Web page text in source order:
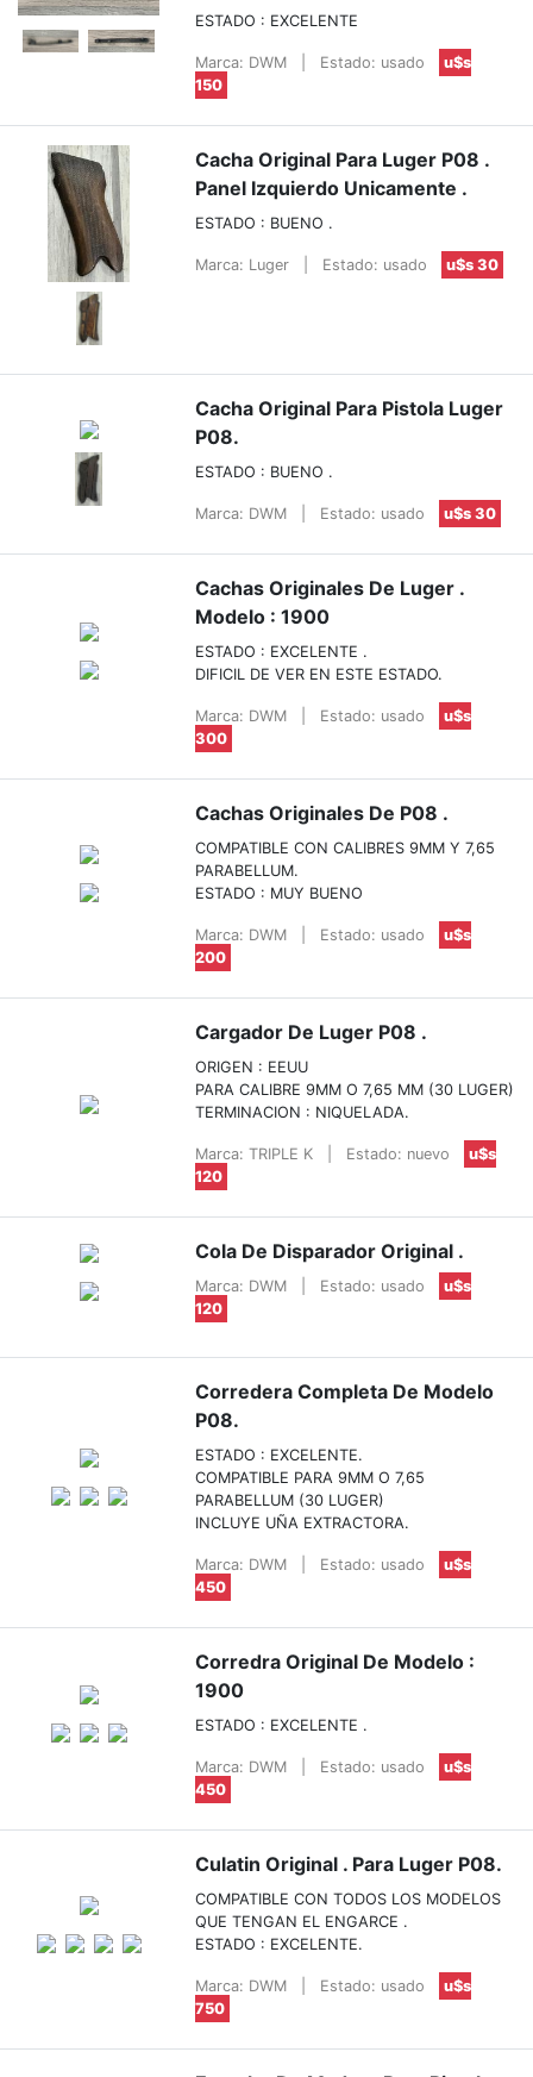
ESTADO : EXCELENTE
Marca: DWM Estado: usado
u$s
150
Cacha Original Para Luger P08 .
Panel Izquierdo Unicamente .
ESTADO : BUENO .
Marca: Luger Estado: usado u$s 30
Cacha Original Para Pistola Luger
P08.
ESTADO : BUENO .
Marca: DWM Estado: usado u$s 30
Cachas Originales De Luger .
Modelo : 1900
ESTADO : EXCELENTE .
DIFICIL DE VER EN ESTE ESTADO.
Marca: DWM Estado: usado
u$s
300
Cachas Originales De P08 .
COMPATIBLE CON CALIBRES 9MM Y 7,65
PARABELLUM.
ESTADO : MUY BUENO
Marca: DWM Estado: usado
u$s
200
Cargador De Luger P08 .
ORIGEN : EEUU
PARA CALIBRE 9MM O 7,65 MM (30 LUGER)
TERMINACION : NIQUELADA.
Marca: TRIPLE K Estado: nuevo
u$s
120
Cola De Disparador Original .
Marca: DWM Estado: usado
u$s
120
Corredera Completa De Modelo
P08.
ESTADO : EXCELENTE.
COMPATIBLE PARA 9MM O 7,65
PARABELLUM (30 LUGER)
INCLUYE UÑA EXTRACTORA.
Marca: DWM Estado: usado
u$s
450
Corredra Original De Modelo :
1900
ESTADO : EXCELENTE .
Marca: DWM Estado: usado
u$s
450
Culatin Original . Para Luger P08.
COMPATIBLE CON TODOS LOS MODELOS
QUE TENGAN EL ENGARCE .
ESTADO : EXCELENTE.
Marca: DWM Estado: usado
u$s
750